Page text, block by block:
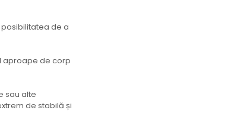
de a
aproape de corp
sau alte
de stabilă și